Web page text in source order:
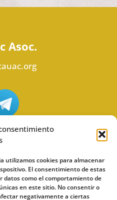
utilizamos cookies para almacenar
El consentimiento de estas
datos como el comportamiento de
en este sitio. No consentir o
negativamente a ciertas
Asoc.
Telegram
en Odysee